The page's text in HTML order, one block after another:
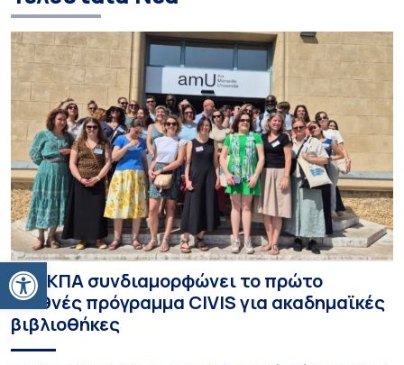
Ανοίξτε τη γραμμή εργαλείων
Το ΕΚΠΑ συνδιαμορφώνει το πρώτο
διεθνές πρόγραμμα CIVIS για ακαδημαϊκές
βιβλιοθήκες